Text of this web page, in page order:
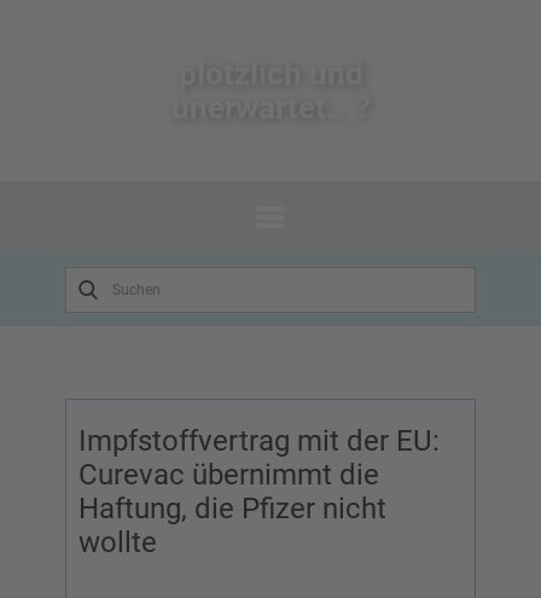
Impfstoffvertrag mit der EU:
Curevac übernimmt die
Haftung, die Pfizer nicht
wollte